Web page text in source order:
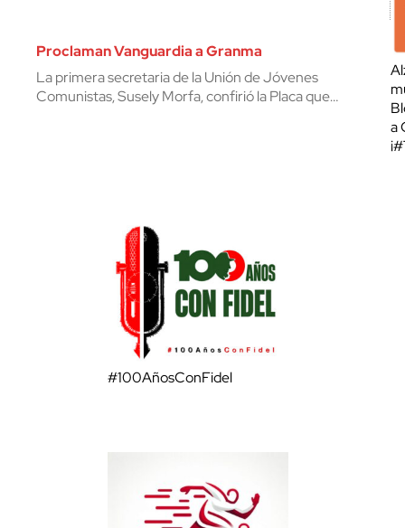
Proclaman Vanguardia a Granma
La primera secretaria de la Unión de Jóvenes
Comunistas, Susely Morfa, confirió la Placa que…
a
#100AñosConFidel